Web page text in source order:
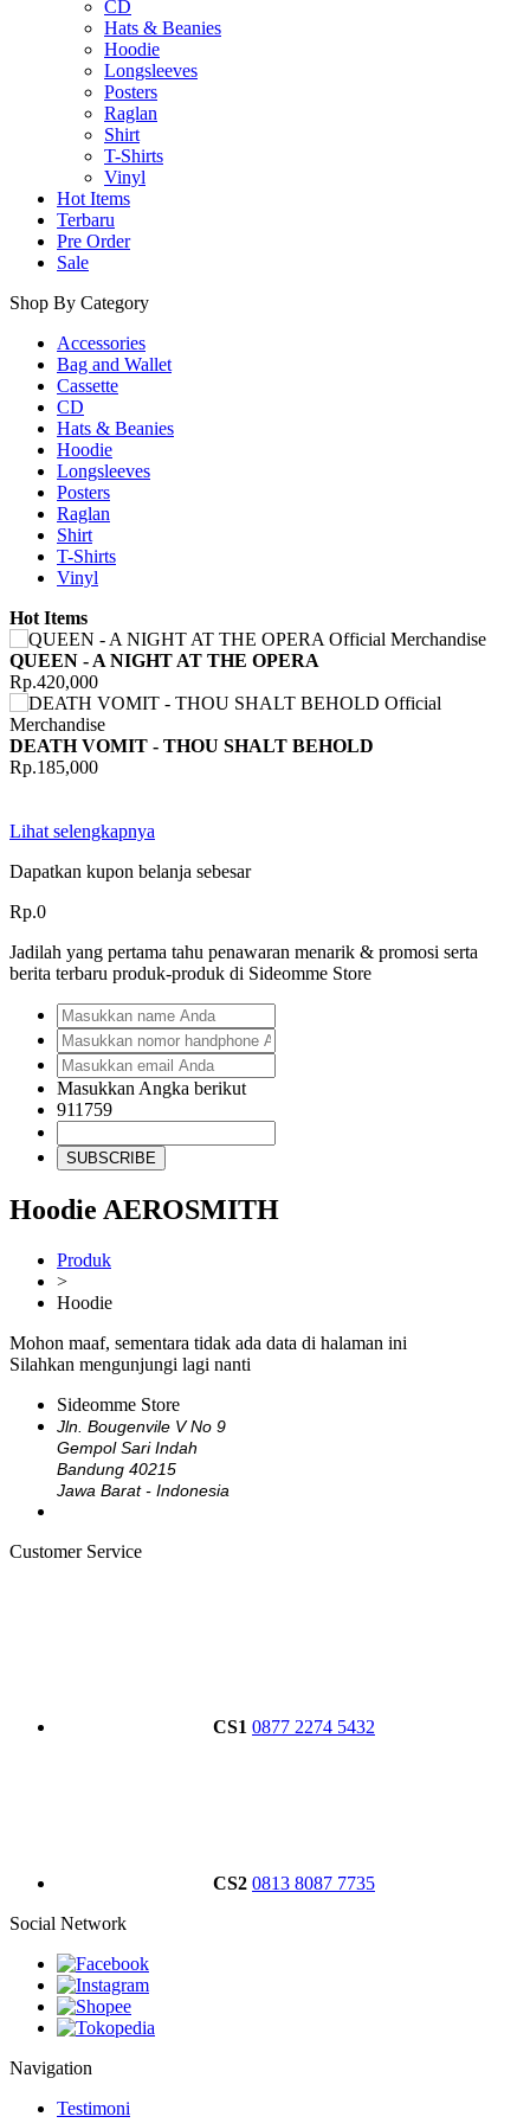
CD
Hats & Beanies
Hoodie
Longsleeves
Posters
Raglan
Shirt
T-Shirts
Vinyl
Hot Items
Terbaru
Pre Order
Sale
Shop By Category
Accessories
Bag and Wallet
Cassette
CD
Hats & Beanies
Hoodie
Longsleeves
Posters
Raglan
Shirt
T-Shirts
Vinyl
Hot Items
QUEEN - A NIGHT AT THE OPERA
Rp.420,000
DEATH VOMIT - THOU SHALT BEHOLD
Rp.185,000
Lihat selengkapnya
Dapatkan kupon belanja sebesar
Rp.0
Jadilah yang pertama tahu penawaran menarik & promosi serta
berita terbaru produk-produk di Sideomme Store
Masukkan Angka berikut
911759
SUBSCRIBE
Hoodie AEROSMITH
Produk
>
Hoodie
Mohon maaf, sementara tidak ada data di halaman ini
Silahkan mengunjungi lagi nanti
Sideomme Store
Jln. Bougenvile V No 9
Gempol Sari Indah
Bandung 40215
Jawa Barat - Indonesia
Customer Service
CS1 0877 2274 5432
CS2 0813 8087 7735
Social Network
Navigation
Testimoni